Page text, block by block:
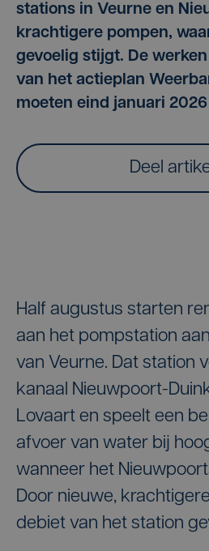
stations in Veurne en
krachtigere pompen,
gevoelig stijgt. De
van het actieplan
moeten eind januari
Deel
Half augustus starten
aan het pompstation
van Veurne. Dat station
kanaal Nieuwpoort-
Lovaart en speelt een
afvoer van water bij
wanneer het
Door nieuwe,
debiet van het station